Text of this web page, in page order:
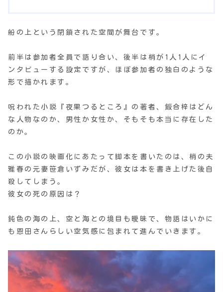
船の上という閉鎖された空間が舞台です。
前半は参加者全員で語り合い、後半は梢が1人1人にイ
ンタビューする設定ですが、ほぼ参加者の独白のような
形で描かれます。
呪われた小説『夜果つるところ』の著者、飯合梓はどん
な人物なのか、男性か女性か、そもそも本当に存在した
のか。
この小説の映画化にあたって脚本を書いたのは、梢の夫
雅春の元妻笹倉いずみだが、彼女は本を書き上げた後自
殺してしまう。
彼女の死の原因は？
鈍色の海の上、空と海との境目も曖昧で、物語はいかに
も恩田さんらしい空気感に包まれて進んでいきます。